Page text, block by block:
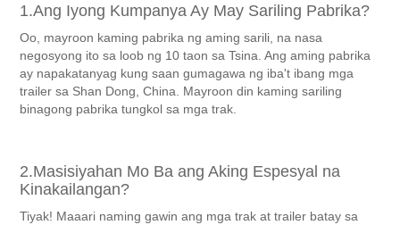
1.Ang Iyong Kumpanya Ay May Sariling Pabrika?
Oo, mayroon kaming pabrika ng aming sarili, na nasa
negosyong ito sa loob ng 10 taon sa Tsina. Ang aming pabrika
ay napakatanyag kung saan gumagawa ng iba't ibang mga
trailer sa Shan Dong, China. Mayroon din kaming sariling
binagong pabrika tungkol sa mga trak.
2.Masisiyahan Mo Ba ang Aking Espesyal na
Kinakailangan?
Tiyak! Maaari naming gawin ang mga trak at trailer batay sa